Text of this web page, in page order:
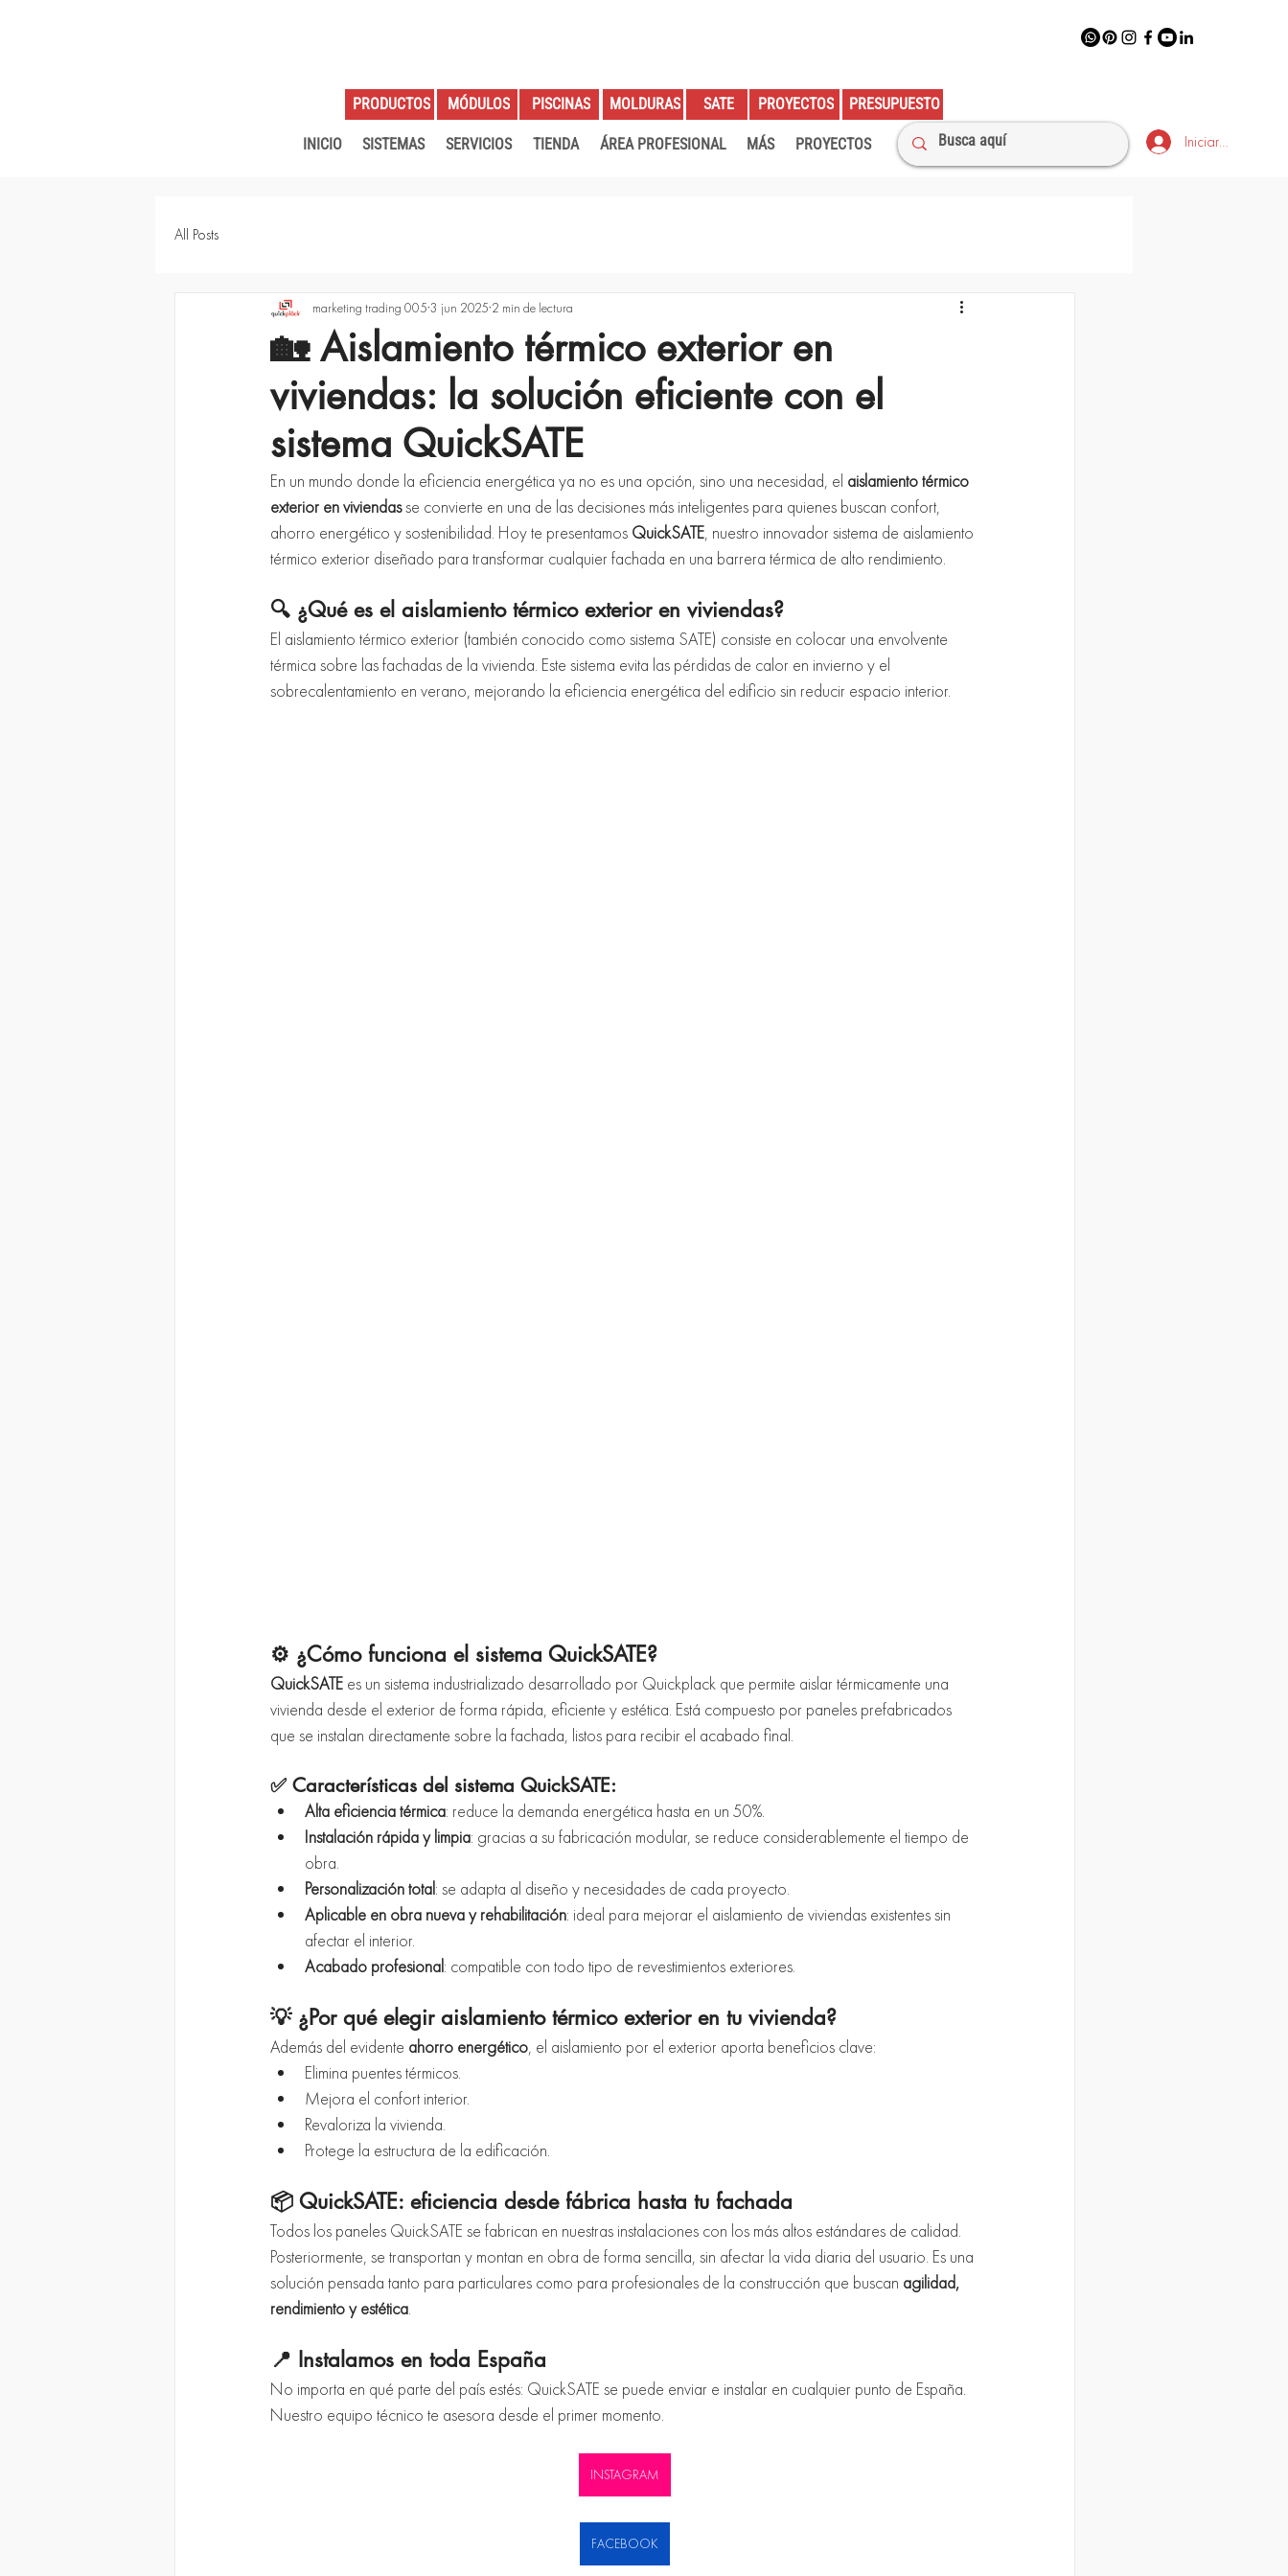
INICIO SISTEMAS SERVICIOS TIENDA ÁREA PROFESIONAL MÁS PROYECTOS
PRODUCTOS MÓDULOS PISCINAS MOLDURAS SATE PRESUPUESTO
PROYECTOS
Iniciar sesión
All Posts
🏡 Aislamiento térmico exterior en
viviendas: la solución eficiente con el
sistema QuickSATE
marketing trading 005 3 jun 2025 2 min de lectura
En un mundo donde la eficiencia energética ya no es una opción, sino una necesidad, el aislamiento térmico
exterior en viviendas se convierte en una de las decisiones más inteligentes para quienes buscan confort,
ahorro energético y sostenibilidad. Hoy te presentamos QuickSATE, nuestro innovador sistema de aislamiento
térmico exterior diseñado para transformar cualquier fachada en una barrera térmica de alto rendimiento.
🔍 ¿Qué es el aislamiento térmico exterior en viviendas?
El aislamiento térmico exterior (también conocido como sistema SATE) consiste en colocar una envolvente
térmica sobre las fachadas de la vivienda. Este sistema evita las pérdidas de calor en invierno y el
sobrecalentamiento en verano, mejorando la eficiencia energética del edificio sin reducir espacio interior.
⚙️ ¿Cómo funciona el sistema QuickSATE?
QuickSATE es un sistema industrializado desarrollado por Quickplack que permite aislar térmicamente una
vivienda desde el exterior de forma rápida, eficiente y estética. Está compuesto por paneles prefabricados
que se instalan directamente sobre la fachada, listos para recibir el acabado final.
✅ Características del sistema QuickSATE:
Alta eficiencia térmica: reduce la demanda energética hasta en un 50%.
Instalación rápida y limpia: gracias a su fabricación modular, se reduce considerablemente el tiempo de
obra.
Personalización total: se adapta al diseño y necesidades de cada proyecto.
Aplicable en obra nueva y rehabilitación: ideal para mejorar el aislamiento de viviendas existentes sin
afectar el interior.
Acabado profesional: compatible con todo tipo de revestimientos exteriores.
💡 ¿Por qué elegir aislamiento térmico exterior en tu vivienda?
Además del evidente ahorro energético, el aislamiento por el exterior aporta beneficios clave:
Elimina puentes térmicos.
Mejora el confort interior.
Revaloriza la vivienda.
Protege la estructura de la edificación.
📦 QuickSATE: eficiencia desde fábrica hasta tu fachada
Todos los paneles QuickSATE se fabrican en nuestras instalaciones con los más altos estándares de calidad.
Posteriormente, se transportan y montan en obra de forma sencilla, sin afectar la vida diaria del usuario. Es una
solución pensada tanto para particulares como para profesionales de la construcción que buscan agilidad,
rendimiento y estética.
📍 Instalamos en toda España
No importa en qué parte del país estés: QuickSATE se puede enviar e instalar en cualquier punto de España.
Nuestro equipo técnico te asesora desde el primer momento.
INSTAGRAM
FACEBOOK